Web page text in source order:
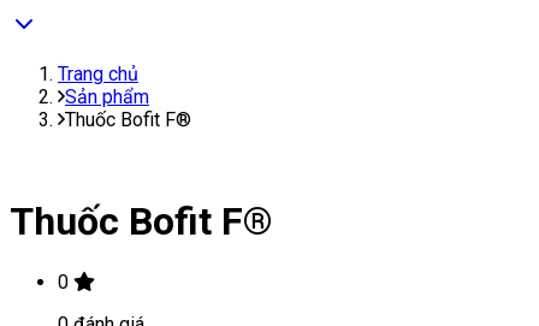
Trang chủ
Sản phẩm
Thuốc Bofit F®
Thuốc Bofit F®
0